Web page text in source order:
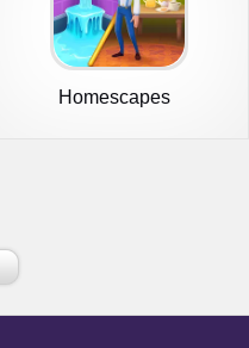
Homescapes